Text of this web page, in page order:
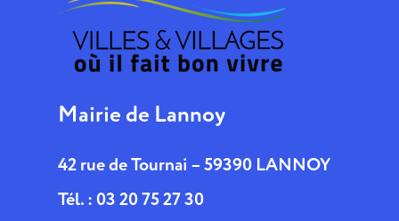
Mairie de Lannoy
42 rue de Tournai – 59390 LANNOY
Tél. : 03 20 75 27 30